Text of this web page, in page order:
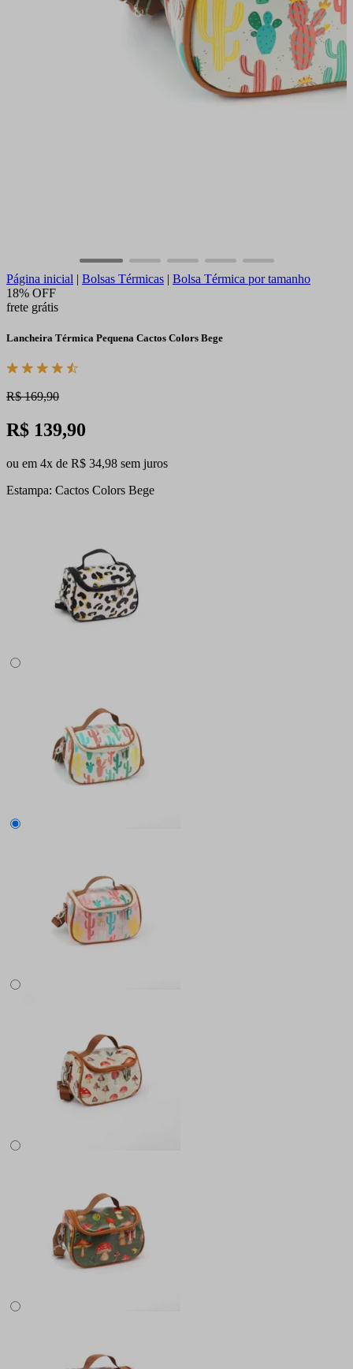
Página inicial | Bolsas Térmicas | Bolsa Térmica por tamanho
18% OFF
frete grátis
Lancheira Térmica Pequena Cactos Colors Bege
R$ 169,90
R$ 139,90
ou em 4x de R$ 34,98 sem juros
Estampa: Cactos Colors Bege